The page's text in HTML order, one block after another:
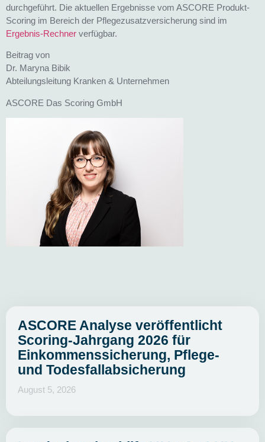
durchgeführt. Die aktuellen Ergebnisse vom ASCORE Produkt-
Scoring im Bereich der Pflegezusatzversicherung sind im
Ergebnis-Rechner verfügbar.
Beitrag von
Dr. Maryna Bibik
Abteilungsleitung Kranken & Unternehmen
ASCORE Das Scoring GmbH
ASCORE Analyse veröffentlicht
Scoring-Jahrgang 2026 für
Einkommenssicherung, Pflege-
und Todesfallabsicherung
August 5, 2026